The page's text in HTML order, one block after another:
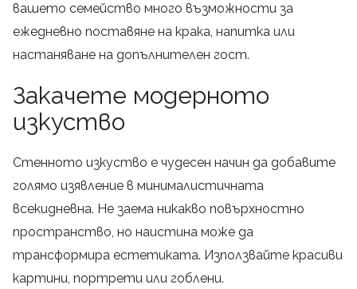
вашето семейство много възможности за
ежедневно поставяне на крака, напитка или
настаняване на допълнителен гост.
Закачете модерното
изкуство
Стенното изкуство е чудесен начин да добавите
голямо изявление в минималистичната
всекидневна. Не заема никакво повърхностно
пространство, но наистина може да
трансформира естетиката. Използвайте красиви
картини, портрети или гоблени.